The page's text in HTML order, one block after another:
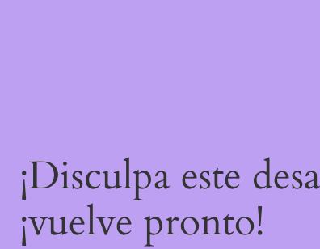
¡Disculpa este
¡vuelve pronto!